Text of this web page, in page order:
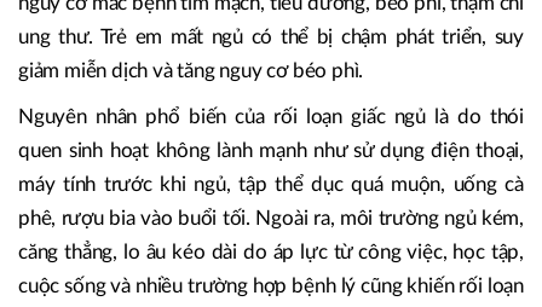
ung thư. Trẻ em mất ngủ có thể bị chậm phát triển, suy
giảm miễn dịch và tăng nguy cơ béo phì.
Nguyên nhân phổ biến của rối loạn giấc ngủ là do thói
quen sinh hoạt không lành mạnh như sử dụng điện thoại,
máy tính trước khi ngủ, tập thể dục quá muộn, uống cà
phê, rượu bia vào buổi tối. Ngoài ra, môi trường ngủ kém,
căng thẳng, lo âu kéo dài do áp lực từ công việc, học tập,
cuộc sống và nhiều trường hợp bệnh lý cũng khiến rối loạn